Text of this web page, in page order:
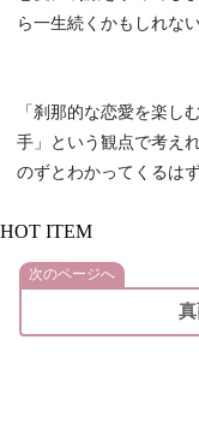
ら一生続くかもしれな
「刹那的な恋愛を楽し
手」という観点で考え
のずとわかってくるはず
HOT ITEM
次のページへ